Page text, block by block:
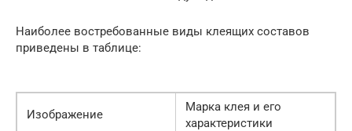
Наиболее востребованные виды клеящих составов
приведены в таблице:
Изображение
Марка клея и его
характеристики